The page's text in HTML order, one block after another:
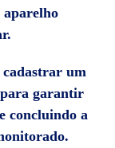
aparelho
cadastrar um
para garantir
concluindo a